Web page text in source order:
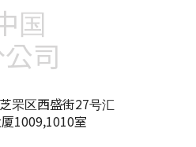
国
司
罘区西盛街27号汇
1009,1010室